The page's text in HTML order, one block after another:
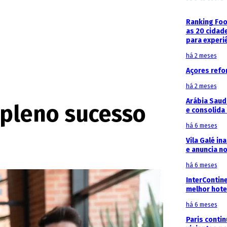
sucesso
Ranking
as 20
para
há 2 meses
Açores
há 2 meses
Arábia
e
há 6 meses
Vila Galé
e anuncia
há 6 meses
melhor
há 6 meses
Paris